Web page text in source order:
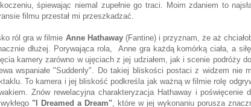
śpiewając niemal zupełnie go traci. Moim zdaniem to
filmu przestał mi przeszkadzać.
ról gra w filmie Anne Hathaway(Fantine) i przyznam, że aż
dłużej. Porywająca rola, Anne gra każdą komórką ciała, a
kamery zarówno w ujęciach z jej udziałem, jak i scenie podróży
wspaniałe "Suddenly". Do takiej bliskości postaci z widzem nie
To kamera i jej bliskość podkreśla jak ważną w filmie rolę
Znów rewelacyjna charakteryzacja Hathaway i poświęcenie
"I Dreamed a Dream", które w jej wykonaniu porusza